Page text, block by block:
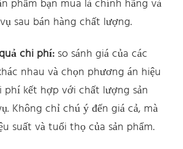
phẩm bạn mua là chính hãng và
sau bán hàng chất lượng.
chi phí: so sánh giá của các
nhau và chọn phương án hiệu
phí kết hợp với chất lượng sản
Không chỉ chú ý đến giá cả, mà
suất và tuổi thọ của sản phẩm.